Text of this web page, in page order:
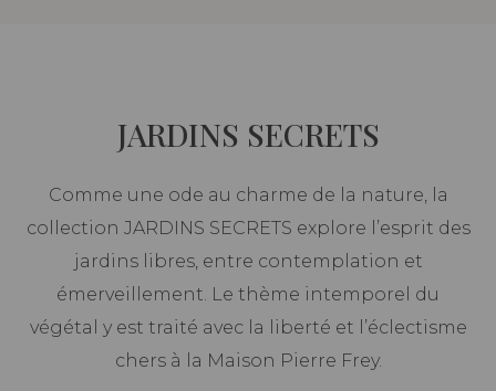
JARDINS SECRETS
Comme une ode au charme de la nature, la
collection JARDINS SECRETS explore l’esprit des
jardins libres, entre contemplation et
émerveillement. Le thème intemporel du
végétal y est traité avec la liberté et l’éclectisme
chers à la Maison Pierre Frey.